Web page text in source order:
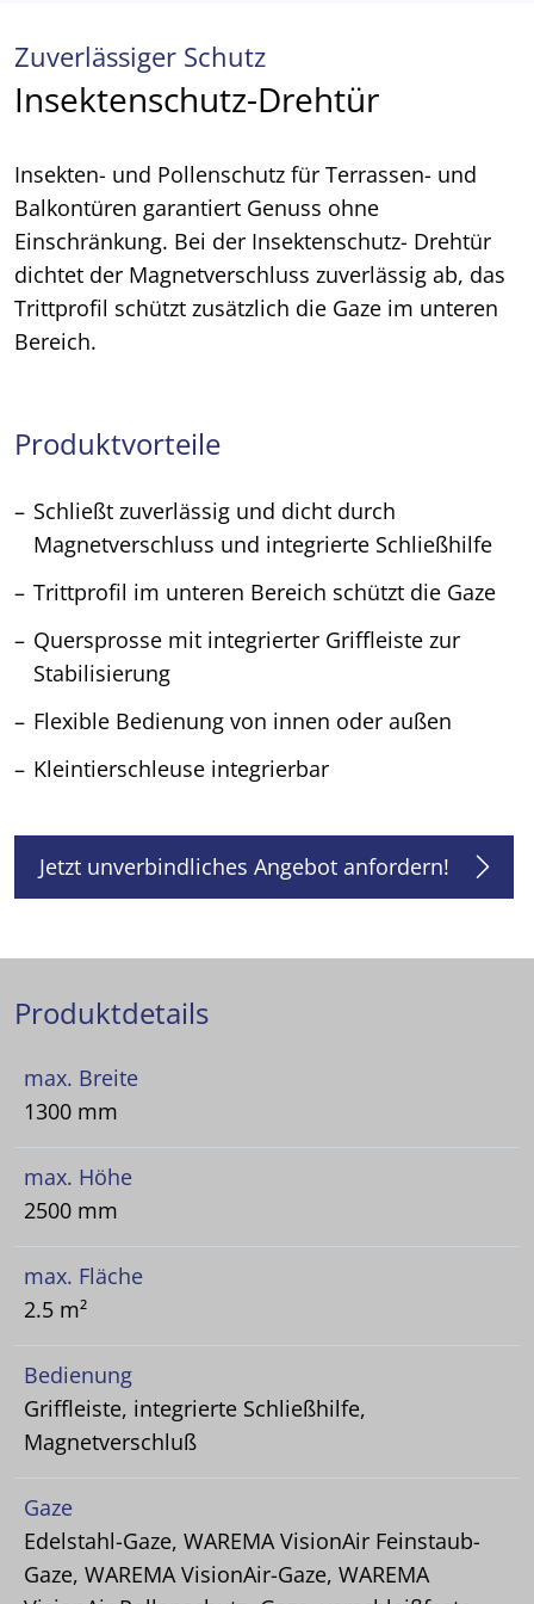
Zuverlässiger Schutz
Insektenschutz-Drehtür
Insekten- und Pollenschutz für Terrassen- und
Balkontüren garantiert Genuss ohne
Einschränkung. Bei der Insektenschutz- Drehtür
dichtet der Magnetverschluss zuverlässig ab, das
Trittprofil schützt zusätzlich die Gaze im unteren
Bereich.
Produktvorteile
Schließt zuverlässig und dicht durch
Magnetverschluss und integrierte Schließhilfe
Trittprofil im unteren Bereich schützt die Gaze
Quersprosse mit integrierter Griffleiste zur
Stabilisierung
Flexible Bedienung von innen oder außen
Kleintierschleuse integrierbar
Jetzt unverbindliches Angebot anfordern!
Produktdetails
max. Breite
1300 mm
max. Höhe
2500 mm
max. Fläche
2.5 m²
Bedienung
Griffleiste, integrierte Schließhilfe,
Magnetverschluß
Gaze
Edelstahl-Gaze, WAREMA VisionAir Feinstaub-
Gaze, WAREMA VisionAir-Gaze, WAREMA